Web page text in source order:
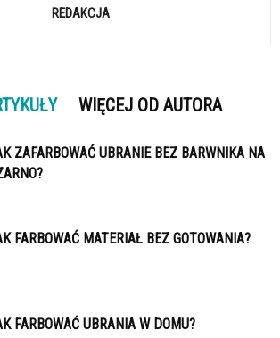
REDAKCJA
WIĘCEJ OD AUTORA
ZAFARBOWAĆ UBRANIE BEZ BARWNIKA NA
FARBOWAĆ MATERIAŁ BEZ GOTOWANIA?
FARBOWAĆ UBRANIA W DOMU?